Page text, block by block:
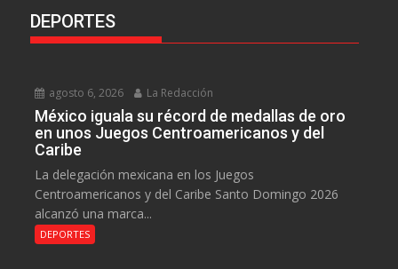
DEPORTES
agosto 6, 2026 La Redacción
México iguala su récord de medallas de oro
en unos Juegos Centroamericanos y del
Caribe
La delegación mexicana en los Juegos
Centroamericanos y del Caribe Santo Domingo 2026
alcanzó una marca...
DEPORTES